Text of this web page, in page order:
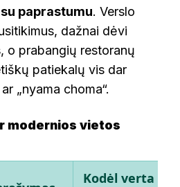
paprastumu. Verslo
dažnai dėvi
o prabangių restoranų
patiekalų vis dar
„nyama choma“.
modernios vietos
Kodėl verta